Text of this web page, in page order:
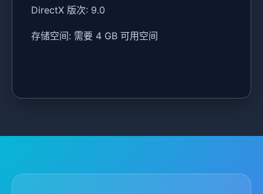
DirectX 版次: 9.0
存储空间: 需要 4 GB 可用空间